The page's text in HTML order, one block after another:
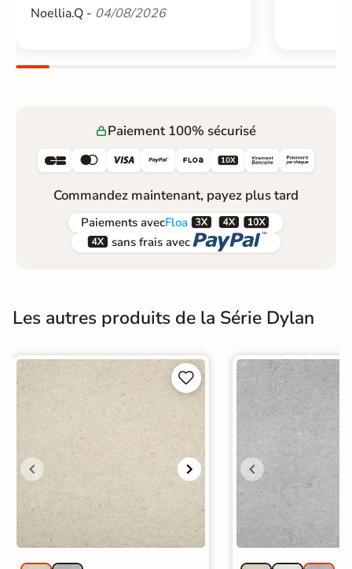
Noellia.Q - 04/08/2026
Paiement 100% sécurisé
     
Commandez maintenant, payez plus tard
Paiements avecFloa  
 sans frais avec 
Les autres produits de la Série Dylan

